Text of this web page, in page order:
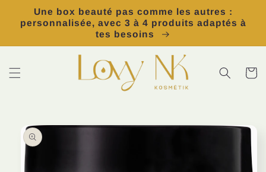
passer
au
Une box beauté pas comme les autres :
personnalisée, avec 3 à 4 produits adaptés à
tes besoins
Panier
informations
produits